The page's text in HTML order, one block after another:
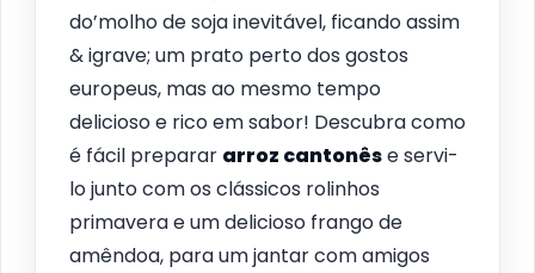
do’molho de soja inevitável, ficando assim
& igrave; um prato perto dos gostos
europeus, mas ao mesmo tempo
delicioso e rico em sabor! Descubra como
é fácil preparar arroz cantonêse servi-
lo junto com os clássicos rolinhos
primavera e um delicioso frango de
amêndoa, para um jantar com amigos